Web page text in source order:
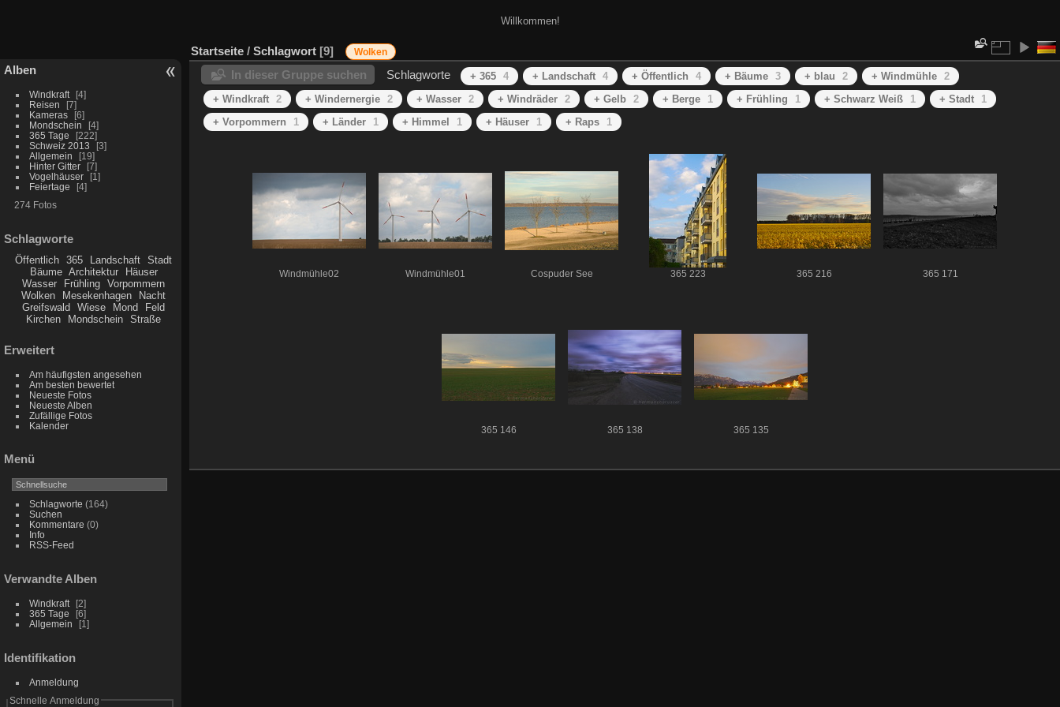
Willkommen!
Alben
Windkraft
4
Reisen
7
Kameras
6
Mondschein
4
365 Tage
222
Schweiz 2013
3
Allgemein
19
Hinter Gitter
7
Vogelhäuser
1
Feiertage
4
274 Fotos
Schlagworte
Öffentlich 365 Landschaft
Stadt
Bäume Architektur
Häuser
Wasser
Frühling
Vorpommern
Wolken
Mesekenhagen
Nacht
Greifswald
Wiese Mond
Feld
Kirchen
Mondschein Straße
Erweitert
Am häufigsten angesehen
Am besten bewertet
Neueste Fotos
Neueste Alben
Zufällige Fotos
Kalender
Menü
Schlagworte (164)
Suchen
Kommentare (0)
Info
RSS-Feed
Verwandte Alben
Windkraft
2
365 Tage
6
Allgemein
1
Identifikation
Anmeldung
Schnelle Anmeldung
Startseite / Schlagwort 9 Wolken
In dieser Gruppe suchen Schlagworte + 365 4 + Landschaft 4 + Öffentlich 4 + Bäume 3 + blau 2 + Windmühle 2
+ Windkraft 2 + Windernergie 2 + Wasser 2 + Windräder 2 + Gelb 2 + Berge 1 + Frühling 1 + Schwarz Weiß 1 + Stadt
1
+ Vorpommern
1 + Länder 1 + Himmel 1 + Häuser 1 + Raps 1
Windmühle02 Windmühle01 Cospuder See 365 223 365 216 365 171
365 146 365 138 365 135